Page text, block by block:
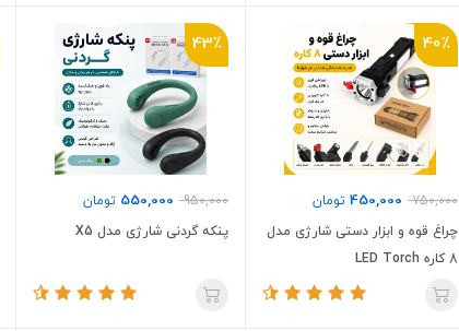
40٪
750,000
450,000 تومان
چراغ قوه و ابزار دستی شارژی مدل
8 کاره LED Torch
43٪
950,000
550,000 تومان
پنکه گردنی شارژی مدل X5